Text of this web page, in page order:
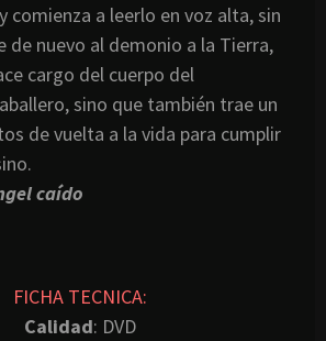
comienza a leerlo en voz alta, sin
de nuevo al demonio a la Tierra,
cargo del cuerpo del
sino que también trae un
de vuelta a la vida para cumplir
caído
FICHA TECNICA:
Calidad: DVD